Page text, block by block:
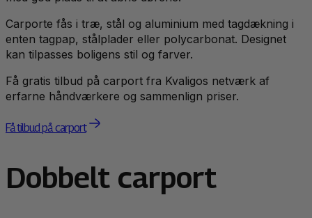
Carporte fås i træ, stål og aluminium med tagdækning i
enten tagpap, stålplader eller polycarbonat. Designet
kan tilpasses boligens stil og farver.
Få gratis tilbud på carport fra Kvaligos netværk af
erfarne håndværkere og sammenlign priser.
Få tilbud på carport
Dobbelt carport